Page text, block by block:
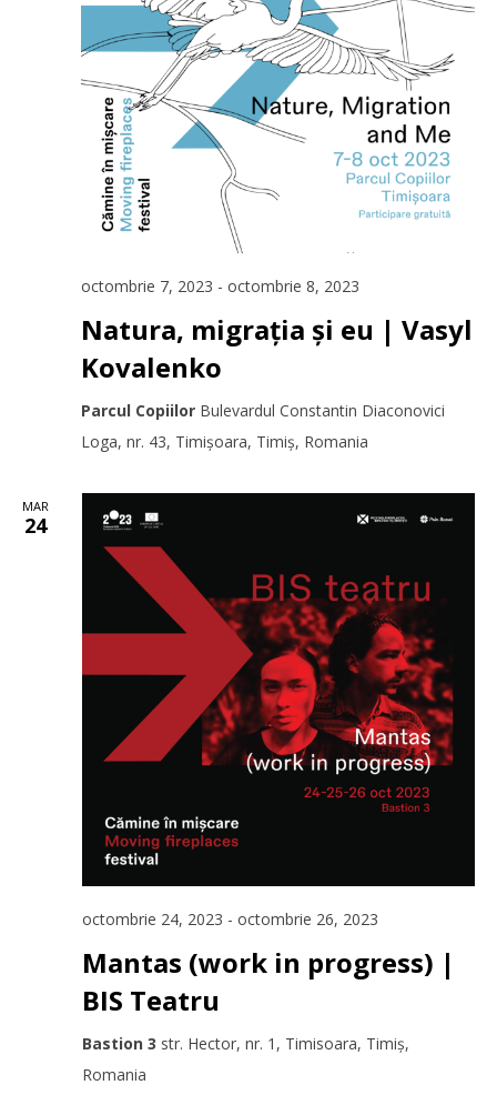
octombrie 7, 2023 - octombrie 8, 2023
Natura, migrația și eu | Vasyl
Kovalenko
Parcul Copiilor Bulevardul Constantin Diaconovici
Loga, nr. 43, Timișoara, Timiș, Romania
MAR
24
octombrie 24, 2023 - octombrie 26, 2023
Mantas (work in progress) |
BIS Teatru
Bastion 3 str. Hector, nr. 1, Timisoara, Timiș,
Romania